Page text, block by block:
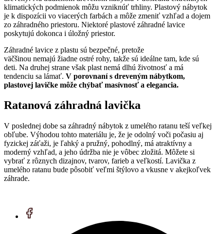
klimatických podmienok môžu vzniknúť trhliny. Plastový nábytok
je k dispozícii vo viacerých farbách a môže zmeniť vzhľad a dojem
zo záhradného priestoru. Niektoré plastové záhradné lavice
poskytujú dokonca i úložný priestor.
Záhradné lavice z plastu sú bezpečné, pretože
väčšinou nemajú žiadne ostré rohy, takže sú ideálne tam, kde sú
deti. Na druhej strane však plast nemá dlhú životnosť a má
tendenciu sa lámať. V porovnaní s dreveným nábytkom,
plastovej lavičke môže chýbať masívnosť a elegancia.
Ratanová záhradná lavička
V poslednej dobe sa záhradný nábytok z umelého ratanu teší veľkej
obľube. Výhodou tohto materiálu je, že je odolný voči počasiu aj
fyzickej záťaži, je ľahký a pružný, pohodlný, má atraktívny a
moderný vzhľad, a jeho údržba nie je vôbec zložitá. Môžete si
vybrať z rôznych dizajnov, tvarov, farieb a veľkostí. Lavička z
umelého ratanu bude pôsobiť veľmi štýlovo a vkusne v akejkoľvek
záhrade.